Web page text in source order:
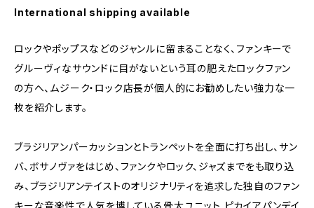
International shipping available
ロックやポップスなどのジャンルに留まることなく、ファンキーで
グルーヴィなサウンドに目がないという耳の肥えたロックファン
の方へ、ムジーク・ロック店長が個人的にお勧めしたい強力な一
枚を紹介します。
ブラジリアンパーカッションとトランペットを全面に打ち出し、サン
バ、ボサノヴァをはじめ、ファンクやロック、ジャズまでをも取り込
み、ブラジリアンテイストのオリジナリティを追求した独自のファン
キーな音楽性で人気を博している骨太ユニット ピカイアパンデイ